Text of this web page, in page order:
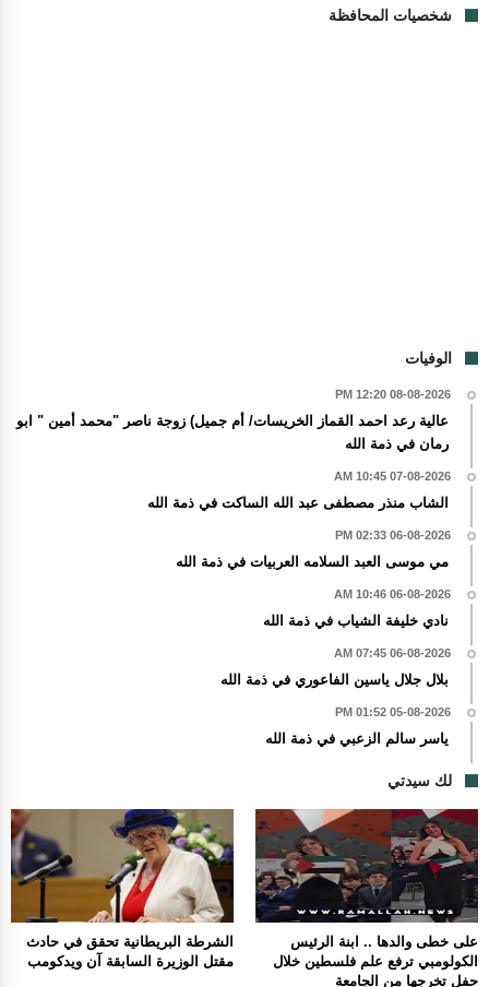
شخصيات المحافظة
الوفيات
08-08-2026 12:20 PM
عالية رعد احمد القماز الخريسات/ أم جميل) زوجة ناصر "محمد أمين " ابو
رمان في ذمة الله
07-08-2026 10:45 AM
الشاب منذر مصطفى عبد الله الساكت في ذمة الله
06-08-2026 02:33 PM
مي موسى العبد السلامه العربيات في ذمة الله
06-08-2026 10:46 AM
نادي خليفة الشياب في ذمة الله
06-08-2026 07:45 AM
بلال جلال ياسين الفاعوري في ذمة الله
05-08-2026 01:52 PM
ياسر سالم الزعبي في ذمة الله
لك سيدتي
الشرطة البريطانية تحقق في حادث
مقتل الوزيرة السابقة آن ويدكومب
على خطى والدها .. ابنة الرئيس
الكولومبي ترفع علم فلسطين خلال
حفل تخرجها من الجامعة